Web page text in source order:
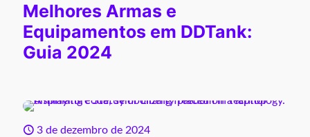
Melhores Armas e
Equipamentos em DDTank:
Guia 2024
3 de dezembro de 2024